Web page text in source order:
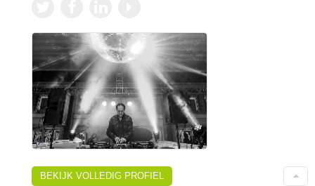
BEKIJK VOLLEDIG PROFIEL